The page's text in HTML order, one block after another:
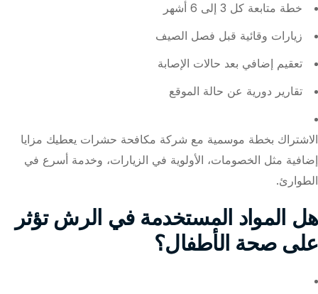
خطة متابعة كل 3 إلى 6 أشهر
زيارات وقائية قبل فصل الصيف
تعقيم إضافي بعد حالات الإصابة
تقارير دورية عن حالة الموقع
الاشتراك بخطة موسمية مع شركة مكافحة حشرات يعطيك مزايا
إضافية مثل الخصومات، الأولوية في الزيارات، وخدمة أسرع في
الطوارئ.
هل المواد المستخدمة في الرش تؤثر
على صحة الأطفال؟